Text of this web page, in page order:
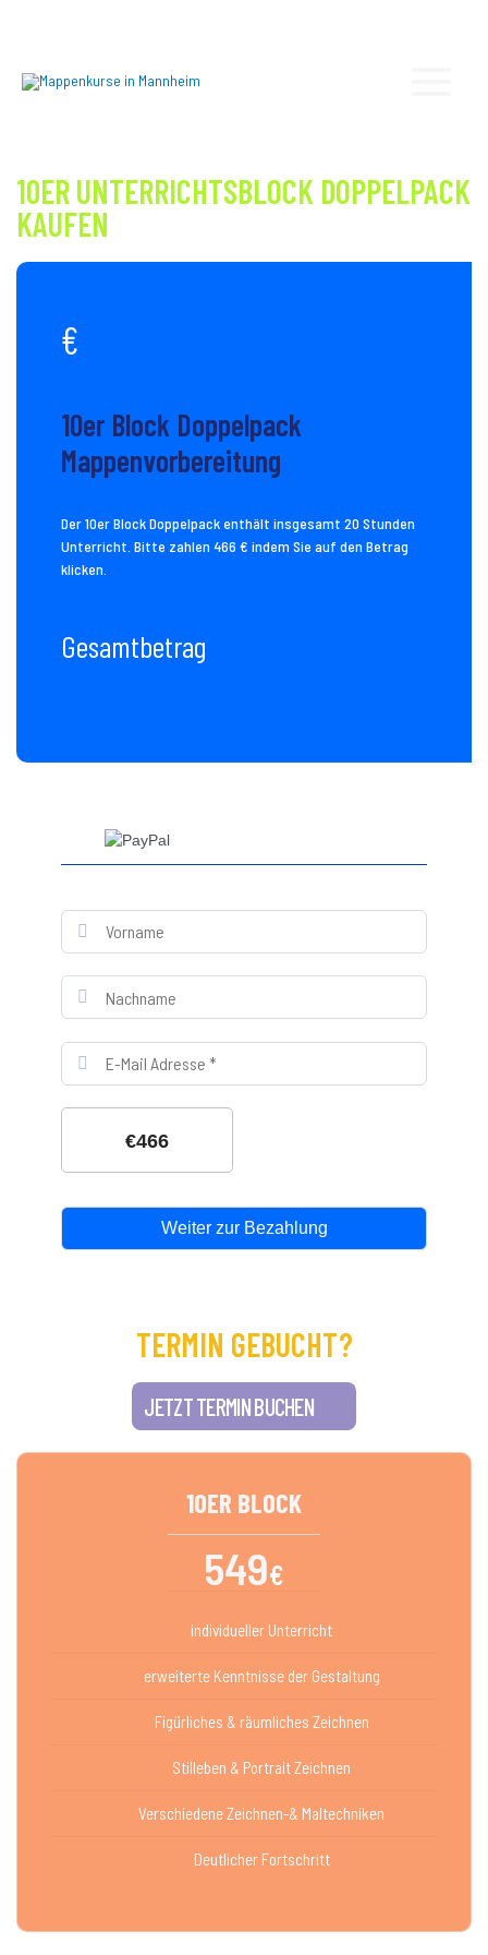
10ER UNTERRICHTSBLOCK DOPPELPACK
KAUFEN
€
10er Block Doppelpack
Mappenvorbereitung
Der 10er Block Doppelpack enthält insgesamt 20 Stunden
Unterricht. Bitte zahlen 466 € indem Sie auf den Betrag
klicken.
Gesamtbetrag
€466
Weiter zur Bezahlung
TERMIN GEBUCHT?
JETZT TERMIN BUCHEN
10ER BLOCK
549€
individueller Unterricht
erweiterte Kenntnisse der Gestaltung
Figürliches & räumliches Zeichnen
Stilleben & Portrait Zeichnen
Verschiedene Zeichnen-& Maltechniken
Deutlicher Fortschritt